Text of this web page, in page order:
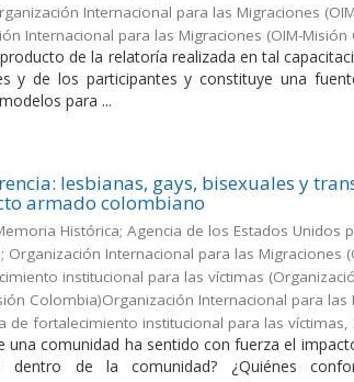
Internacional para las Migraciones
Internacional para las Migraciones (OIM-Misión
de la relatoría realizada en tal
y de los participantes y constituye una
para ...
lesbianas, gays, bisexuales y
armado colombiano
Histórica; Agencia de los Estados Unidos
Organización Internacional para las Migraciones
institucional para las víctimas (
Colombia)Organización Internacional para las
de fortalecimiento institucional para las víctimas,
una comunidad ha sentido con fuerza el
dentro de la comunidad? ¿Quiénes